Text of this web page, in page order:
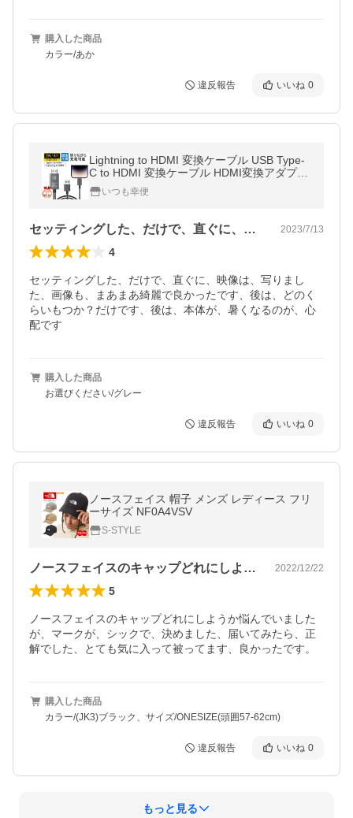
購入した商品
カラー/あか
違反報告 いいね 0
Lightning to HDMI 変換ケーブル USB Type-
C to HDMI 変換ケーブル HDMI変換アダプタ
ー アンドロイド iPhone15 iPhone16 スマホ
テレビ
いつも幸便
セッティングした、だけで、直ぐに、映像… 2023/7/13
4
セッティングした、だけで、直ぐに、映像は、写りまし
た、画像も、まあまあ綺麗で良かったです、後は、どのく
らいもつか？だけです、後は、本体が、暑くなるのが、心
購入した商品
お選びください/グレー
違反報告 いいね 0
ノースフェイス 帽子 メンズ レディース フリ
ーサイズ NF0A4VSV
S-STYLE
ノースフェイスのキャップどれにしようか… 2022/12/22
5
ノースフェイスのキャップどれにしようか悩んでいました
が、マークが、シックで、決めました、届いてみたら、正
解でした、とても気に入って被ってます、良かったです。
購入した商品
カラー/(JK3)ブラック、サイズ/ONESIZE(頭囲57-62cm)
違反報告 いいね 0
もっと見る